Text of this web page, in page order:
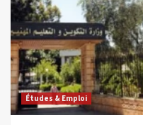
Études & Emploi